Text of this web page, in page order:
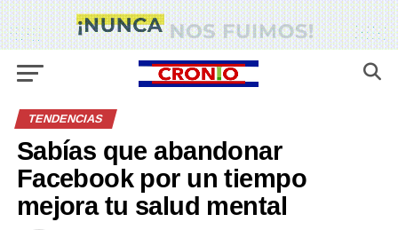
TENDENCIAS
Sabías que abandonar
Facebook por un tiempo
mejora tu salud mental